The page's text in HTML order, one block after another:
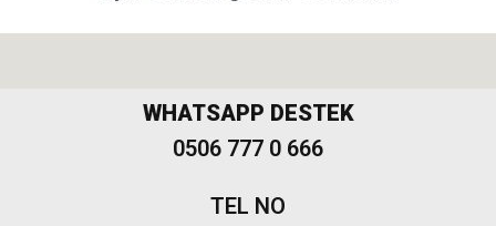
WHATSAPP DESTEK
0506 777 0 666
TEL NO